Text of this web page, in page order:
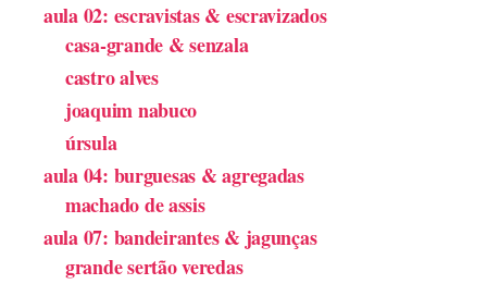
aula 02: escravistas & escravizados
casa-grande & senzala
castro alves
joaquim nabuco
úrsula
aula 04: burguesas & agregadas
machado de assis
aula 07: bandeirantes & jagunças
grande sertão veredas